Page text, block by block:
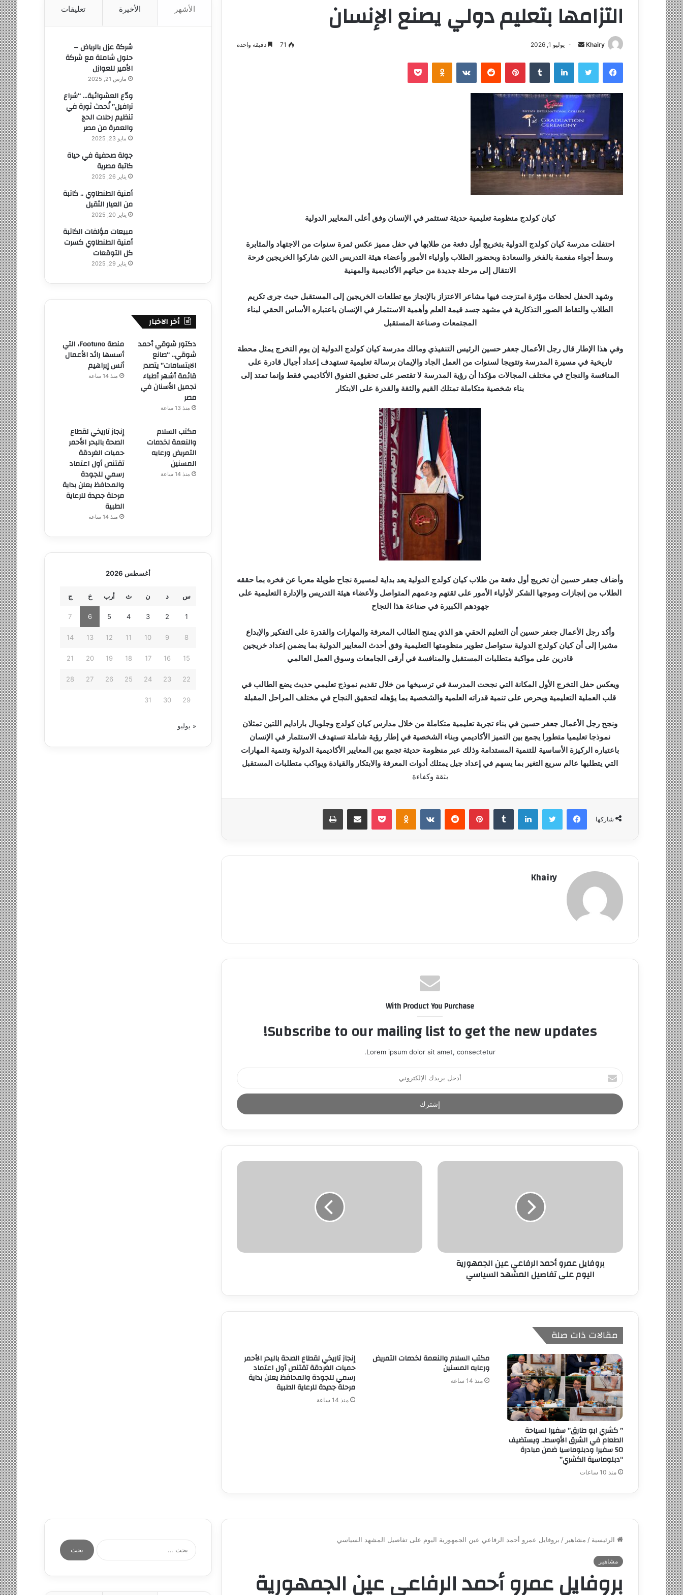
التزامها بتعليم دولي يصنع الإنسان
Khairy
أ
ل
ب
ي
ا
إ
ل
يوليو 1, 2026 71 دقيقة واحدة
فيسبوك تويتر لينكدإن ‏Tumblr بينتيريست ‏Reddit
‏VKontakte
Odnoklassniki بوكيت
كيان كولدج منظومة تعليمية حديثة تستثمر في الإنسان وفق أعلى المعايير الدولية
احتفلت مدرسة كيان كولدج الدولية بتخريج أول دفعة من طلابها في حفل مميز عكس ثمرة سنوات من الاجتهاد والمثابرة
وسط أجواء مفعمة بالفخر والسعادة وبحضور الطلاب وأولياء الأمور وأعضاء هيئة التدريس الذين شاركوا الخريجين فرحة
الانتقال إلى مرحلة جديدة من حياتهم الأكاديمية والمهنية
وشهد الحفل لحظات مؤثرة امتزجت فيها مشاعر الاعتزاز بالإنجاز مع تطلعات الخريجين إلى المستقبل حيث جرى تكريم
الطلاب والتقاط الصور التذكارية في مشهد جسد قيمة العلم وأهمية الاستثمار في الإنسان باعتباره الأساس الحقي لبناء
المجتمعات وصناعة المستقبل
وفي هذا الإطار قال رجل الأعمال جعفر حسين الرئيس التنفيذي ومالك مدرسة كيان كولدج الدولية إن يوم التخرج يمثل محطة
تاريخية في مسيرة المدرسة وتتويجا لسنوات من العمل الجاد والإيمان برسالة تعليمية تستهدف إعداد أجيال قادرة على
المنافسة والنجاح في مختلف المجالات مؤكدا أن رؤية المدرسة لا تقتصر على تحقيق التفوق الأكاديمي فقط وإنما تمتد إلى
بناء شخصية متكاملة تمتلك القيم والثقة والقدرة على الابتكار
وأضاف جعفر حسين أن تخريج أول دفعة من طلاب كيان كولدج الدولية يعد بداية لمسيرة نجاح طويلة معربا عن فخره بما حققه
الطلاب من إنجازات وموجها الشكر لأولياء الأمور على ثقتهم ودعمهم المتواصل ولأعضاء هيئة التدريس والإدارة التعليمية على
جهودهم الكبيرة في صناعة هذا النجاح
وأكد رجل الأعمال جعفر حسين أن التعليم الحقي هو الذي يمنح الطالب المعرفة والمهارات والقدرة على التفكير والإبداع
مشيرا إلى أن كيان كولدج الدولية ستواصل تطوير منظومتها التعليمية وفق أحدث المعايير الدولية بما يضمن إعداد خريجين
قادرين على مواكبة متطلبات المستقبل والمنافسة في أرقى الجامعات وسوق العمل العالمي
ويعكس حفل التخرج الأول المكانة التي نجحت المدرسة في ترسيخها من خلال تقديم نموذج تعليمي حديث يضع الطالب في
قلب العملية التعليمية ويحرص على تنمية قدراته العلمية والشخصية بما يؤهله لتحقيق النجاح في مختلف المراحل المقبلة
ونجح رجل الأعمال جعفر حسين في بناء تجربة تعليمية متكاملة من خلال مدارس كيان كولدج وجلوبال بارادايم اللتين تمثلان
نموذجا تعليميا متطورا يجمع بين التميز الأكاديمي وبناء الشخصية في إطار رؤية شاملة تستهدف الاستثمار في الإنسان
باعتباره الركيزة الأساسية للتنمية المستدامة وذلك عبر منظومة حديثة تجمع بين المعايير الأكاديمية الدولية وتنمية المهارات
التي يتطلبها عالم سريع التغير بما يسهم في إعداد جيل يمتلك أدوات المعرفة والابتكار والقيادة ويواكب متطلبات المستقبل
بثقة وكفاءة
شاركها
فيسبوك تويتر لينكدإن ‏Tumblr بينتيريست ‏Reddit
‏VKontakte
Odnoklassniki بوكيت مشاركة عبر البريد طباعة
Khairy
With Product You Purchase
Subscribe to our mailing list to get the new updates!
Lorem ipsum dolor sit amet, consectetur.
أ
د
خ
ل
د
ا
بروفايل عمرو أحمد الرفاعي عين الجمهورية
اليوم على تفاصيل المشهد السياسي
مقالات ذات صلة
” كشري ابو طارق” سفيرا لسياحة
الطعام في الشرق الأوسط.. ويستضيف
50 سفيرا ودبلوماسيا ضمن مبادرة
“دبلوماسية الكشري”
منذ 10 ساعات
مكتب السلام والنعمة لخدمات التمريض
ورعايه المسنين
منذ 14 ساعة
إنجاز تاريخي لقطاع الصحة بالبحر الأحمر
حميات الغردقة تقتنص أول اعتماد
رسمي للجودة والمحافظ يعلن بداية
مرحلة جديدة للرعاية الطبية
منذ 14 ساعة
الأشهر الأخيرة تعليقات
شركة عزل بالرياض –
حلول شاملة مع شركة
الأمير للعوازل
مارس 21, 2025
ودّع العشوائية… “شراع
ترافيل” تُحدث ثورة في
تنظيم رحلات الحج
والعمرة من مصر
مايو 23, 2025
جولة صحفية في حياة
كاتبة مصرية
يناير 26, 2025
أمنية الطنطاوي .. كاتبة
من العيار الثقيل
يناير 20, 2025
مبيعات مؤلفات الكاتبة
أمنية الطنطاوي كسرت
كل التوقعات
يناير 29, 2025
أخر الاخبار
دكتور شوقي أحمد
شوقي.. “صانع
الابتسامات” يتصدر
قائمة أشهر أطباء
تجميل الأسنان في
مصر
منذ 13 ساعة
منصة Footuno، التي
أسسها رائد الأعمال
أنس إبراهيم
منذ 14 ساعة
مكتب السلام
والنعمة لخدمات
التمريض ورعايه
المسنين
منذ 14 ساعة
إنجاز تاريخي لقطاع
الصحة بالبحر الأحمر
حميات الغردقة
تقتنص أول اعتماد
رسمي للجودة
والمحافظ يعلن بداية
مرحلة جديدة للرعاية
الطبية
منذ 14 ساعة
أغسطس 2026
س د ن ث أرب خ ج
1
2
3
4
5
6
7
8
9
10
11
12
13
14
15
16
17
18
19
20
21
22
23
24
25
26
27
28
29
30
31
« يوليو